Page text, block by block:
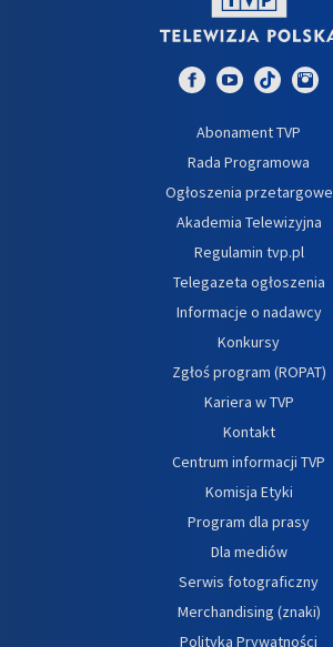
Abonament TVP
Rada Programowa
Ogłoszenia przetargowe
Akademia Telewizyjna
Regulamin tvp.pl
Telegazeta ogłoszenia
Informacje o nadawcy
Konkursy
Zgłoś program (ROPAT)
Kariera w TVP
Kontakt
Centrum informacji TVP
Komisja Etyki
Program dla prasy
Dla mediów
Serwis fotograficzny
Merchandising (znaki)
Polityka Prywatności